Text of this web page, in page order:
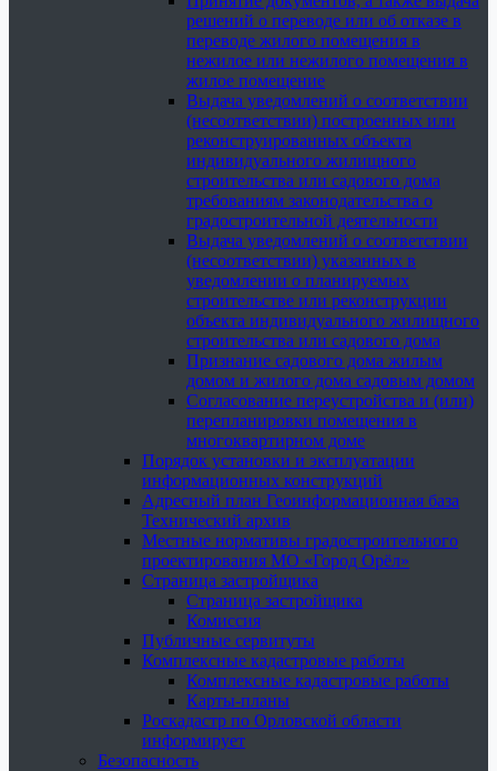
решений о переводе или об отказе в
переводе жилого помещения в
нежилое или нежилого помещения в
жилое помещение
Выдача уведомлений о соответствии
(несоответствии) построенных или
реконструированных объекта
индивидуального жилищного
строительства или садового дома
требованиям законодательства о
градостроительной деятельности
Выдача уведомлений о соответствии
(несоответствии) указанных в
уведомлении о планируемых
строительстве или реконструкции
объекта индивидуального жилищного
строительства или садового дома
Признание садового дома жилым
домом и жилого дома садовым домом
Согласование переустройства и (или)
перепланировки помещения в
многоквартирном доме
Порядок установки и эксплуатации
информационных конструкций
Адресный план Геоинформационная база
Технический архив
Местные нормативы градостроительного
проектирования МО «Город Орёл»
Страница застройщика
Страница застройщика
Комиссия
Публичные сервитуты
Комплексные кадастровые работы
Комплексные кадастровые работы
Карты-планы
Роскадастр по Орловской области
информирует
Безопасность